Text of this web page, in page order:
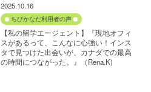
2025.10.16
ちびかなだ利用者の声
【私の留学エージェント】『現地オフィ
スがあるって、こんなに心強い！インス
タで見つけた出会いが、カナダでの最高
の時間につながった。』（Rena.K)